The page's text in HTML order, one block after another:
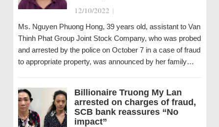
12/10/2022 |
Ms. Nguyen Phuong Hong, 39 years old, assistant to Van
Thinh Phat Group Joint Stock Company, who was probed
and arrested by the police on October 7 in a case of fraud
to appropriate property, was announced by her family…
Billionaire Truong My Lan
arrested on charges of fraud,
SCB bank reassures “No
impact”